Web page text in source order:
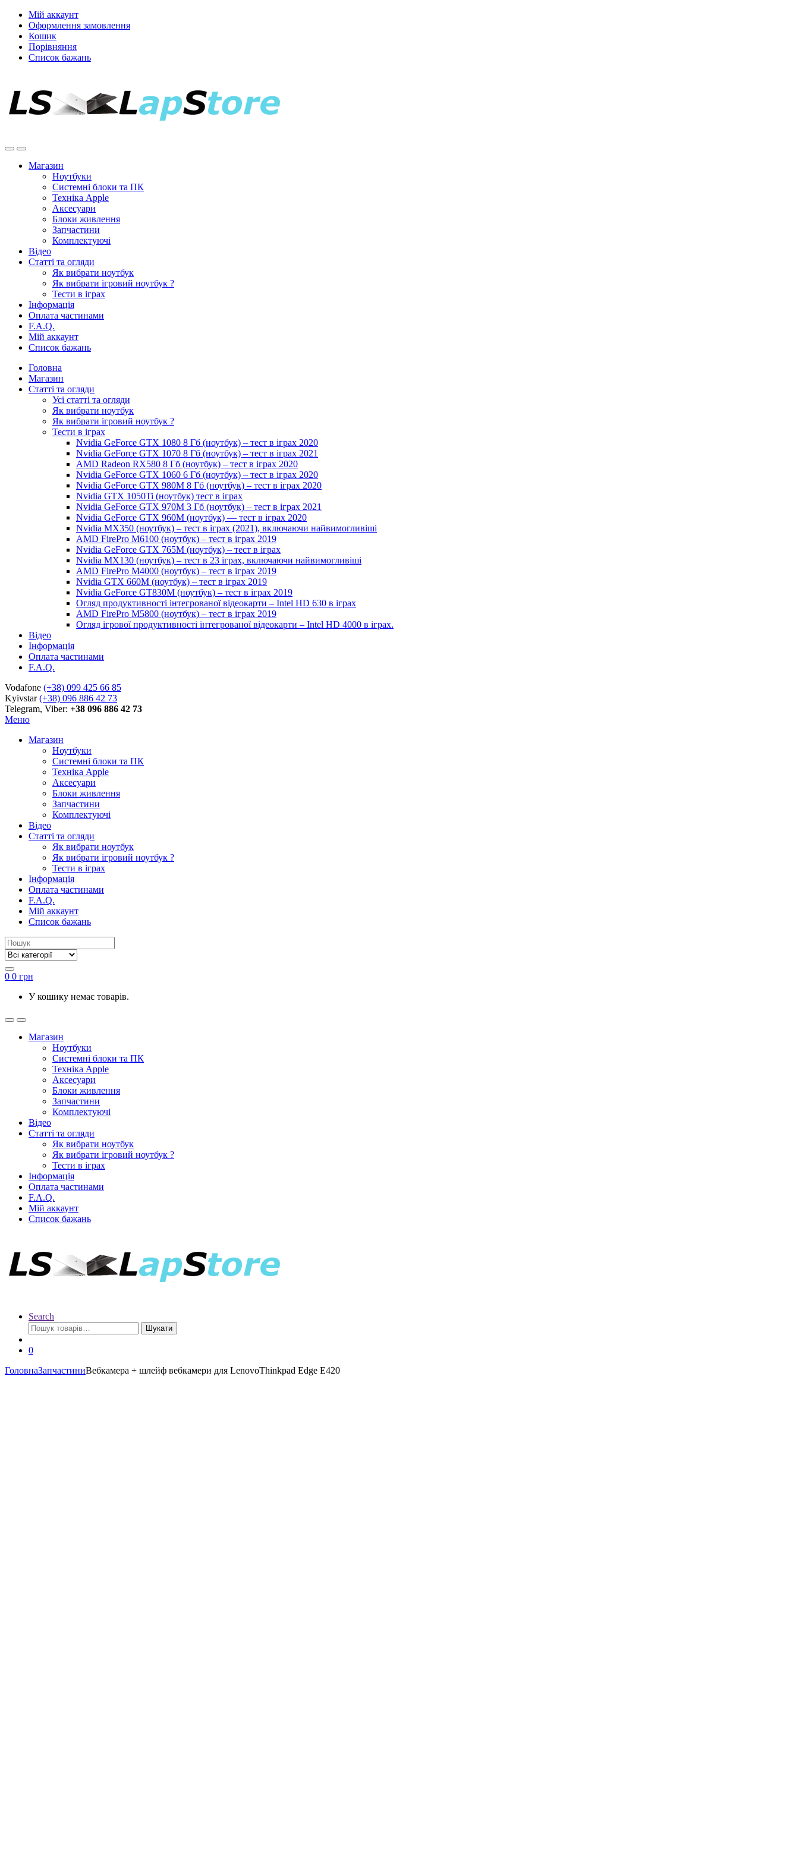
Мій аккаунт
Оформлення замовлення
Кошик
Порівняння
Список бажань
Магазин
Ноутбуки
Системні блоки та ПК
Техніка Apple
Аксесуари
Блоки живлення
Запчастини
Комплектуючі
Відео
Статті та огляди
Як вибрати ноутбук
Як вибрати ігровий ноутбук ?
Тести в іграх
Інформація
Оплата частинами
F.A.Q.
Мій аккаунт
Список бажань
Головна
Магазин
Статті та огляди
Усі статті та огляди
Як вибрати ноутбук
Як вибрати ігровий ноутбук ?
Тести в іграх
Nvidia GeForce GTX 1080 8 Гб (ноутбук) – тест в іграх 2020
Nvidia GeForce GTX 1070 8 Гб (ноутбук) – тест в іграх 2021
AMD Radeon RX580 8 Гб (ноутбук) – тест в іграх 2020
Nvidia GeForce GTX 1060 6 Гб (ноутбук) – тест в іграх 2020
Nvidia GeForce GTX 980M 8 Гб (ноутбук) – тест в іграх 2020
Nvidia GTX 1050Ti (ноутбук) тест в іграх
Nvidia GeForce GTX 970M 3 Гб (ноутбук) – тест в іграх 2021
Nvidia GeForce GTX 960M (ноутбук) — тест в іграх 2020
Nvidia MX350 (ноутбук) – тест в іграх (2021), включаючи найвимогливіші
AMD FirePro M6100 (ноутбук) – тест в іграх 2019
Nvidia GeForce GTX 765M (ноутбук) – тест в іграх
Nvidia MX130 (ноутбук) – тест в 23 іграх, включаючи найвимогливіші
AMD FirePro M4000 (ноутбук) – тест в іграх 2019
Nvidia GTX 660M (ноутбук) – тест в іграх 2019
Nvidia GeForce GT830M (ноутбук) – тест в іграх 2019
Огляд продуктивності інтегрованої відеокарти – Intel HD 630 в іграх
AMD FirePro M5800 (ноутбук) – тест в іграх 2019
Огляд ігрової продуктивності інтегрованої відеокарти – Intel HD 4000 в іграх.
Відео
Інформація
Оплата частинами
F.A.Q.
Vodafone (+38) 099 425 66 85
Kyivstar(+38) 096 886 42 73
Telegram, Viber: +38 096 886 42 73
Меню
Магазин
Ноутбуки
Системні блоки та ПК
Техніка Apple
Аксесуари
Блоки живлення
Запчастини
Комплектуючі
Відео
Статті та огляди
Як вибрати ноутбук
Як вибрати ігровий ноутбук ?
Тести в іграх
Інформація
Оплата частинами
F.A.Q.
Мій аккаунт
Список бажань
0 0 грн
У кошику немає товарів.
Магазин
Ноутбуки
Системні блоки та ПК
Техніка Apple
Аксесуари
Блоки живлення
Запчастини
Комплектуючі
Відео
Статті та огляди
Як вибрати ноутбук
Як вибрати ігровий ноутбук ?
Тести в іграх
Інформація
Оплата частинами
F.A.Q.
Мій аккаунт
Список бажань
Search
Шукати
0
ГоловнаЗапчастиниВебкамера + шлейф вебкамери для LenovoThinkpad Edge E420